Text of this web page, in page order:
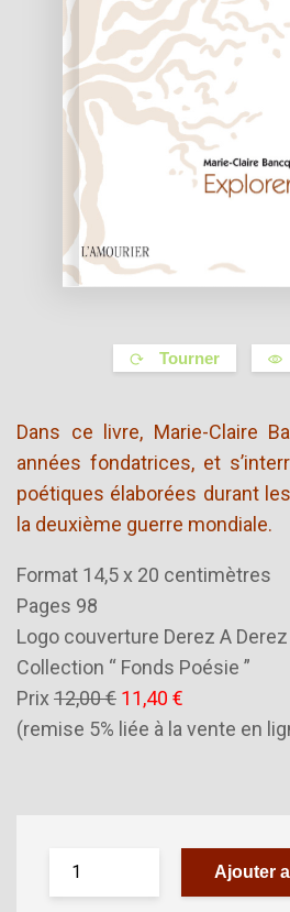
Tourner
Dans ce livre, Marie-Claire
années fondatrices, et
poétiques élaborées durant
la deuxième guerre mondiale.
Format 14,5 x 20 centimètres
Pages 98
Logo couverture Derez A Derez
Collection “ Fonds Poésie ”
Prix 12,00 € 11,40 €
(remise 5% liée à la vente en
Ajouter